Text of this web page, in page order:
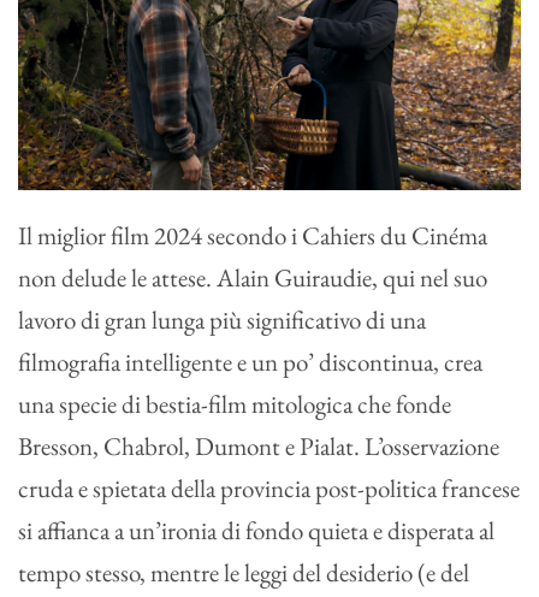
Il miglior film 2024 secondo i Cahiers du Cinéma
non delude le attese. Alain Guiraudie, qui nel suo
lavoro di gran lunga più significativo di una
filmografia intelligente e un po’ discontinua, crea
una specie di bestia-film mitologica che fonde
Bresson, Chabrol, Dumont e Pialat. L’osservazione
cruda e spietata della provincia post-politica francese
si affianca a un’ironia di fondo quieta e disperata al
tempo stesso, mentre le leggi del desiderio (e del